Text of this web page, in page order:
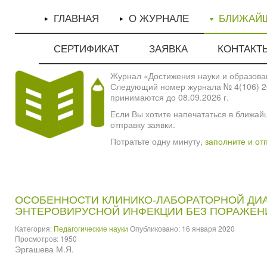
ГЛАВНАЯ О ЖУРНАЛЕ
СЕРТИФИКАТ ЗАЯВКА
Журнал «Достижения науки и
Следующий номер журнала № 4(106)
принимаются до 08.09.2026 г.
Если Вы хотите напечататься в
отправку заявки.
Потратьте одну минуту, заполните и
ОСОБЕННОСТИ КЛИНИКО-ЛАБОРАТОРНОЙ
ЭНТЕРОВИРУСНОЙ ИНФЕКЦИИ БЕЗ
Категория: Педагогические науки Опубликовано: 16 января 2020
Просмотров: 1950
Эргашева М.Я.